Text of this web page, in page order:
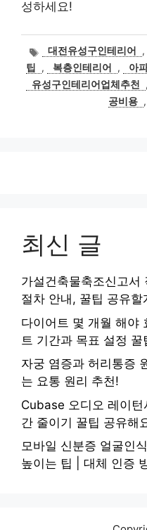
성하세요!
태대전유성구인테리어 ,
팁
, 복층인테리어 , 아
유성구인테리어업체추천
,
공비용 ,
최신 글
가설건축물축조신고서
절차 안내, 꿀팁 공유할
다이어트 몇 개월 해야
트 기간과 목표 설정 꿀
자궁 염증과 허리통증
는 요통 원리 추천!
Cubase 오디오 레이
간 줄이기 꿀팁 공유해
모바일 신분증 얼굴인
높이는 팁 | 대체 인증